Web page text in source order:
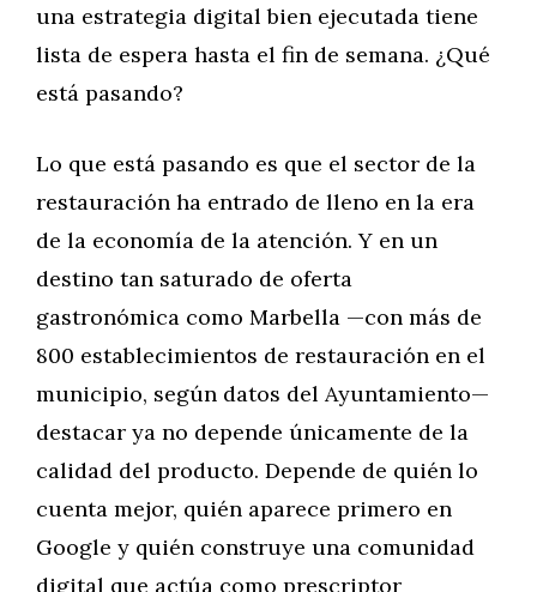
una estrategia digital bien ejecutada tiene
lista de espera hasta el fin de semana. ¿Qué
está pasando?
Lo que está pasando es que el sector de la
restauración ha entrado de lleno en la era
de la economía de la atención. Y en un
destino tan saturado de oferta
gastronómica como Marbella —con más de
800 establecimientos de restauración en el
municipio, según datos del Ayuntamiento—
destacar ya no depende únicamente de la
calidad del producto. Depende de quién lo
cuenta mejor, quién aparece primero en
Google y quién construye una comunidad
digital que actúa como prescriptor